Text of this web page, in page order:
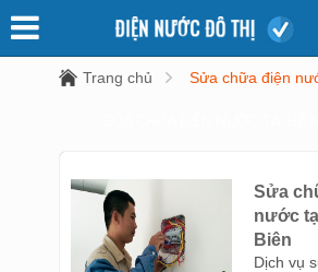
Trang chủ Sửa chữa điện
Sửa
nước
Biên
Dịch vụ